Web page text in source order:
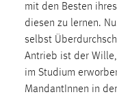
mit den Besten
diesen zu lernen.
selbst
Antrieb ist der
im Studium
MandantInnen in
Zweck:
Für
gespeichert, ob